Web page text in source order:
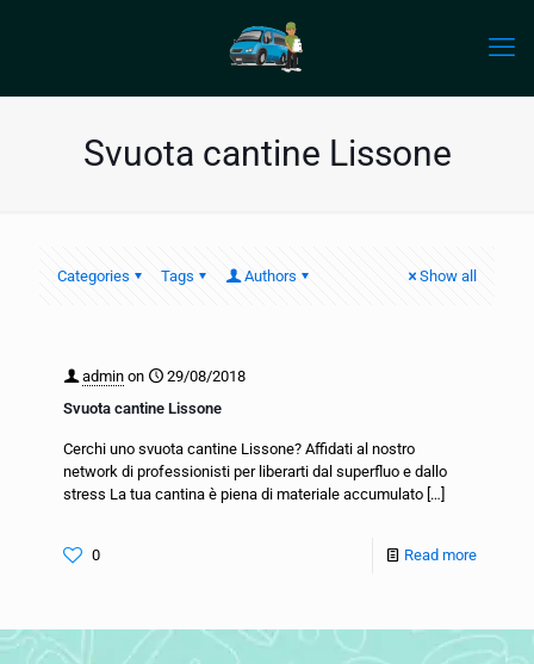
Svuota cantine Lissone
Categories Tags Authors Show all
admin on
29/08/2018
Svuota cantine Lissone
Cerchi uno svuota cantine Lissone? Affidati al nostro
network di professionisti per liberarti dal superfluo e dallo
stress La tua cantina è piena di materiale accumulato […]
0 Read more